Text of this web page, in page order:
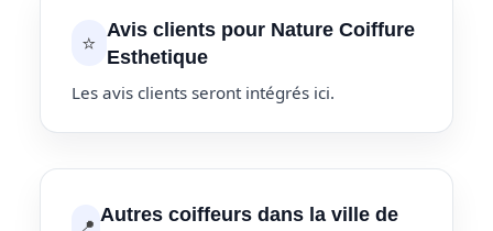
⭐ Avis clients pour Nature Coiffure
Esthetique
Les avis clients seront intégrés ici.
Autres coiffeurs dans la ville de